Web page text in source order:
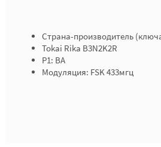
Страна-производитель
Tokai Rika B3N2K2R
P1: BA
Модуляция: FSK 433мгц